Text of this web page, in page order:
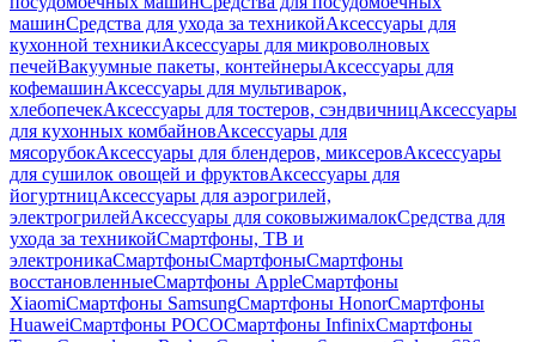
машинСредства для ухода за техникойАксессуары для
кухонной техникиАксессуары для микроволновых
печейВакуумные пакеты, контейнерыАксессуары для
кофемашинАксессуары для мультиварок,
хлебопечекАксессуары для тостеров, сэндвичницАксессуары
для кухонных комбайновАксессуары для
мясорубокАксессуары для блендеров, миксеровАксессуары
для сушилок овощей и фруктовАксессуары для
йогуртницАксессуары для аэрогрилей,
электрогрилейАксессуары для соковыжималокСредства для
ухода за техникойСмартфоны, ТВ и
электроникаСмартфоныСмартфоныСмартфоны
восстановленныеСмартфоны AppleСмартфоны
XiaomiСмартфоны SamsungСмартфоны HonorСмартфоны
HuaweiСмартфоны POCOСмартфоны InfinixСмартфоны